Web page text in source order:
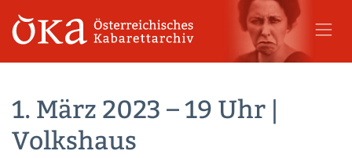
1. März 2023 – 19 Uhr |
Volkshaus